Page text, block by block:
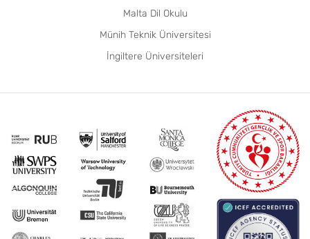
Malta Dil Okulu
Münih Teknik Üniversitesi
İngiltere Üniversiteleri